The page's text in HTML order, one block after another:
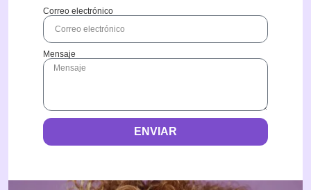
Correo electrónico
Mensaje
ENVIAR